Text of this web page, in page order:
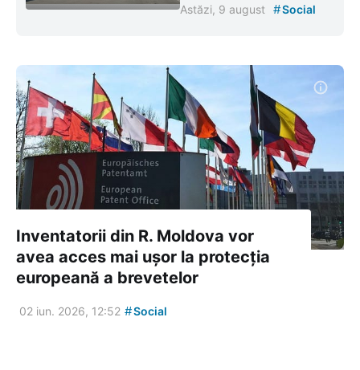
Astăzi, 9 august #Social
Inventatorii din R. Moldova vor
avea acces mai ușor la protecția
europeană a brevetelor
02 iun. 2026, 12:52 #Social